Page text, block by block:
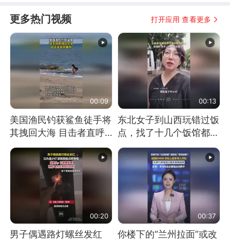
更多热门视频 打开应用 查看更多
00:09
美国渔民钓获鲨鱼徒手将
其拽回大海 目击者直呼
震惊 （视频来源：参考
消息）
00:13
东北女子到山西玩错过饭
点，找了十几个饭馆都没
开门：午休到几点
00:20
男子偶遇路灯螺丝发红
00:37
你楼下的“兰州拉面”或改